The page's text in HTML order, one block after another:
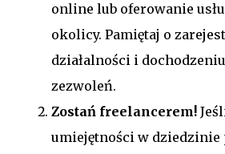
online lub oferowanie
okolicy. Pamiętaj o
działalności i
zezwoleń.
Zostań freelancerem!
umiejętności w dziedzinie